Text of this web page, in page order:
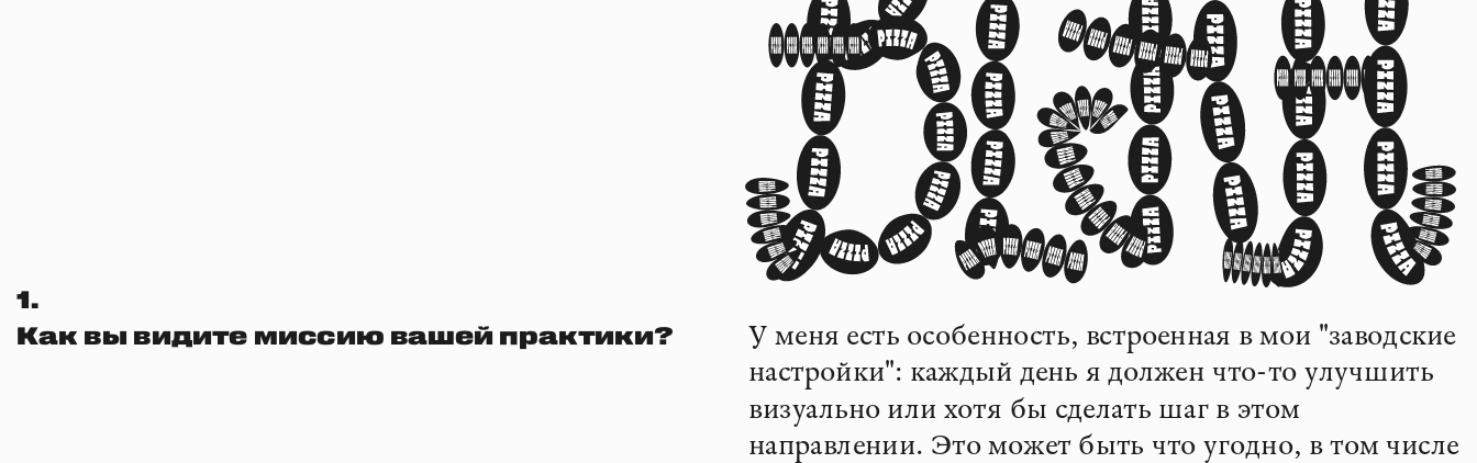
1.
Как вы видите миссию вашей практики?
У меня есть особенность, встроенная в мои "заводские
настройки": каждый день я должен что-то улучшить
визуально или хотя бы сделать шаг в этом
направлении. Это может быть что угодно, в том числе